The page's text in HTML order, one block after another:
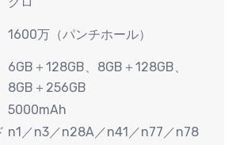
1600万（パンチホール）
6GB＋128GB、8GB＋128GB、
8GB＋256GB
5000mAh
n1／n3／n28A／n41／n77／n78